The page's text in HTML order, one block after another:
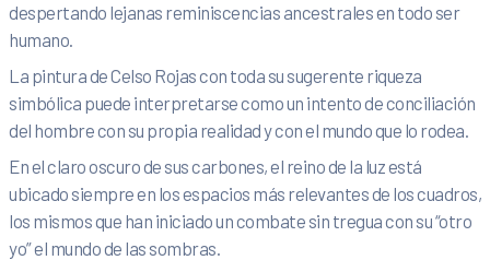
despertando lejanas reminiscencias ancestrales en todo ser
humano.
La pintura de Celso Rojas con toda su sugerente riqueza
simbólica puede interpretarse como un intento de conciliación
del hombre con su propia realidad y con el mundo que lo rodea.
En el claro oscuro de sus carbones, el reino de la luz está
ubicado siempre en los espacios más relevantes de los cuadros,
los mismos que han iniciado un combate sin tregua con su “otro
yo” el mundo de las sombras.